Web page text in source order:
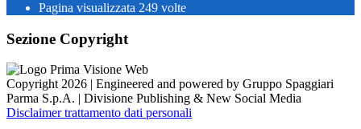
Pagina visualizzata 249 volte
Sezione Copyright
Copyright 2026 | Engineered and powered by Gruppo Spaggiari
Parma S.p.A. | Divisione Publishing & New Social Media
Disclaimer trattamento dati personali